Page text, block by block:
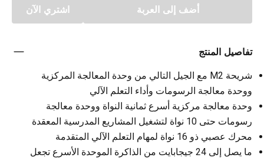
أضف إلى العربة اشتري الآن
تفاصيل المنتج
شريحة M2 مع الجيل التالي من وحدة المعالجة المركزية
ووحدة معالجة الرسومات وأداء التعلم الآلي
وحدة معالجة مركزية أسرع ثمانية النواة ووحدة معالجة
رسومات حتى 10 نواة لتشغيل المشاريع المدرسية المعقدة
محرك عصبي ذو 16 نواة لمهام التعلم الآلي المتقدمة
ما يصل إلى 24 جيجابايت من الذاكرة الموحدة الأسرع تجعل